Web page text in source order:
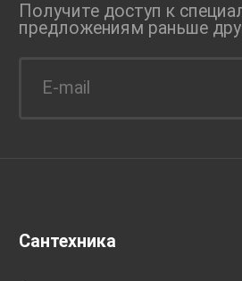
Получите доступ к
предложениям раньше
Сантехника